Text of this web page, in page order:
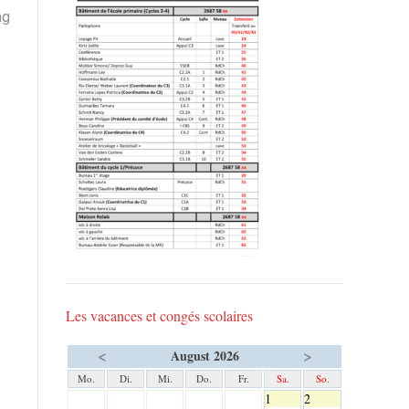
Les vacances et congés scolaires
< August 2026 >
Mo. Di. Mi. Do. Fr. Sa. So.
1
2